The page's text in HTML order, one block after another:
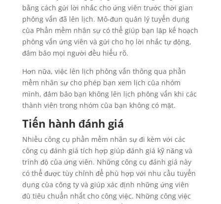
bằng cách gửi lời nhắc cho ứng viên trước thời gian
phỏng vấn đã lên lịch. Mô-đun quản lý tuyển dụng
của Phần mềm nhân sự có thể giúp bạn lập kế hoạch
phỏng vấn ứng viên và gửi cho họ lời nhắc tự động,
đảm bảo mọi người đều hiểu rõ.
Hơn nữa, việc lên lịch phỏng vấn thông qua phần
mềm nhân sự cho phép bạn xem lịch của nhóm
mình, đảm bảo bạn không lên lịch phỏng vấn khi các
thành viên trong nhóm của bạn không có mặt.
Tiến hành đánh giá
Nhiều công cụ phần mềm nhân sự đi kèm với các
công cụ đánh giá tích hợp giúp đánh giá kỹ năng và
trình độ của ứng viên. Những công cụ đánh giá này
có thể được tùy chỉnh để phù hợp với nhu cầu tuyển
dụng của công ty và giúp xác định những ứng viên
đủ tiêu chuẩn nhất cho công việc. Những công việc